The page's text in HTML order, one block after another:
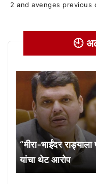
2 and avenges previous
🕘
“मीरा-भाईंदर
यांचा थेट आरोप